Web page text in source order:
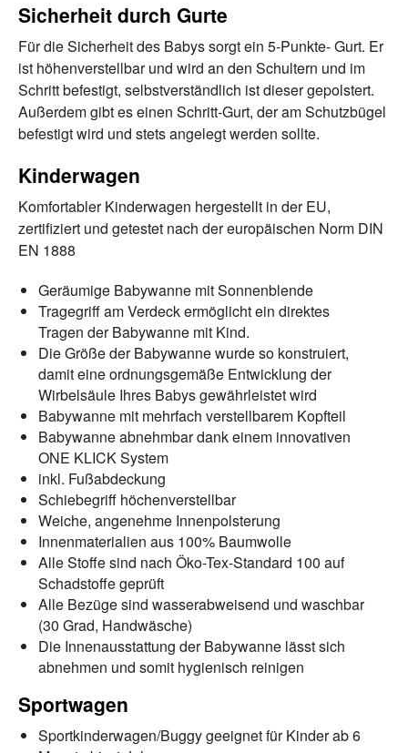
Sicherheit durch Gurte
Für die Sicherheit des Babys sorgt ein 5-Punkte- Gurt. Er
ist höhenverstellbar und wird an den Schultern und im
Schritt befestigt, selbstverständlich ist dieser gepolstert.
Außerdem gibt es einen Schritt-Gurt, der am Schutzbügel
befestigt wird und stets angelegt werden sollte.
Kinderwagen
Komfortabler Kinderwagen hergestellt in der EU,
zertifiziert und getestet nach der europäischen Norm DIN
EN 1888
Geräumige Babywanne mit Sonnenblende
Tragegriff am Verdeck ermöglicht ein direktes
Tragen der Babywanne mit Kind.
Die Größe der Babywanne wurde so konstruiert,
damit eine ordnungsgemäße Entwicklung der
Wirbelsäule Ihres Babys gewährleistet wird
Babywanne mit mehrfach verstellbarem Kopfteil
Babywanne abnehmbar dank einem innovativen
ONE KLICK System
inkl. Fußabdeckung
Schiebegriff höchenverstellbar
Weiche, angenehme Innenpolsterung
Innenmaterialien aus 100% Baumwolle
Alle Stoffe sind nach Öko-Tex-Standard 100 auf
Schadstoffe geprüft
Alle Bezüge sind wasserabweisend und waschbar
(30 Grad, Handwäsche)
Die Innenausstattung der Babywanne lässt sich
abnehmen und somit hygienisch reinigen
Sportwagen
Sportkinderwagen/Buggy geeignet für Kinder ab 6